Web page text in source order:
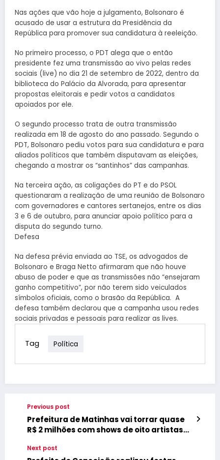
Nas ações que vão hoje a julgamento, Bolsonaro é
acusado de usar a estrutura da Presidência da
República para promover sua candidatura à reeleição.
No primeiro processo, o PDT alega que o então
presidente fez uma transmissão ao vivo pelas redes
sociais (live) no dia 21 de setembro de 2022, dentro da
biblioteca do Palácio da Alvorada, para apresentar
propostas eleitorais e pedir votos a candidatos
apoiados por ele.
O segundo processo trata de outra transmissão
realizada em 18 de agosto do ano passado. Segundo o
PDT, Bolsonaro pediu votos para sua candidatura e para
aliados políticos que também disputavam as eleições,
chegando a mostrar os “santinhos” das campanhas.
Na terceira ação, as coligações do PT e do PSOL
questionaram a realização de uma reunião de Bolsonaro
com governadores e cantores sertanejos, entre os dias
3 e 6 de outubro, para anunciar apoio político para a
disputa do segundo turno.
Defesa
Na defesa prévia enviada ao TSE, os advogados de
Bolsonaro e Braga Netto afirmaram que não houve
abuso de poder e que as transmissões não “ensejaram
ganho competitivo”, por não terem sido veiculados
símbolos oficiais, como o brasão da República. A
defesa também declarou que a campanha usou redes
sociais privadas e pessoais para realizar as lives.
Tag Política
Previous post
Prefeitura de Matinhas vai torrar quase
R$ 2 milhões com shows de oito artistas
semana
Next post